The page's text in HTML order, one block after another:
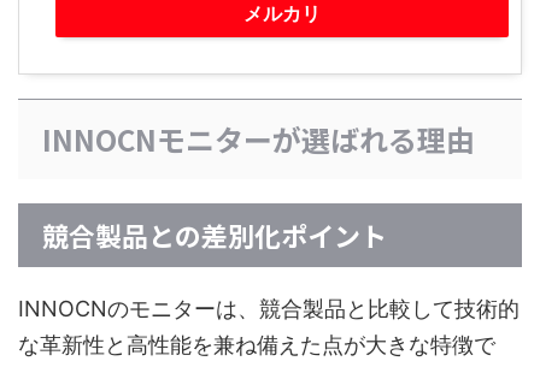
メルカリ
INNOCNモニターが選ばれる理由
競合製品との差別化ポイント
INNOCNのモニターは、競合製品と比較して技術的
な革新性と高性能を兼ね備えた点が大きな特徴で